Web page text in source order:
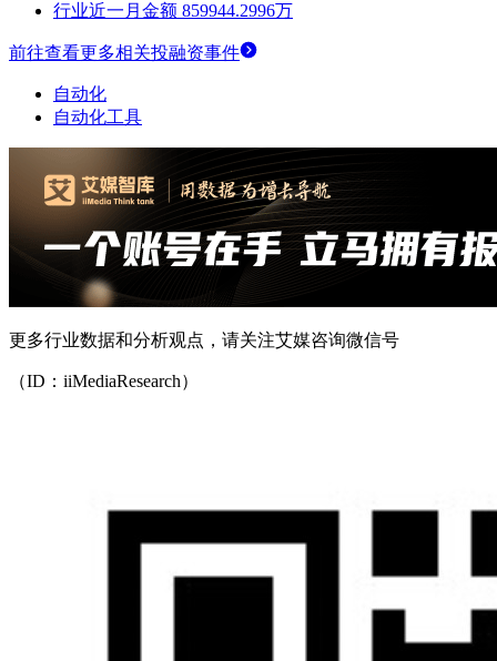
行业近一月金额 859944.2996万
前往查看更多相关投融资事件
自动化
自动化工具
更多行业数据和分析观点，请关注艾媒咨询微信号
（ID：iiMediaResearch）